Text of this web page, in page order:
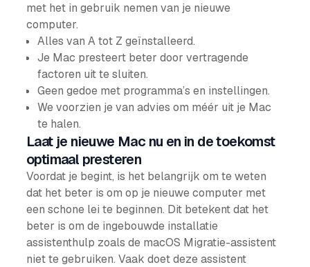
met het in gebruik nemen van je nieuwe
computer.
Alles van A tot Z geïnstalleerd.
Je Mac presteert beter door vertragende
factoren uit te sluiten.
Geen gedoe met programma’s en instellingen.
We voorzien je van advies om méér uit je Mac
te halen.
Laat je nieuwe Mac nu en in de toekomst
optimaal presteren
Voordat je begint, is het belangrijk om te weten
dat het beter is om op je nieuwe computer met
een schone lei te beginnen. Dit betekent dat het
beter is om de ingebouwde installatie
assistenthulp zoals de macOS Migratie-assistent
niet te gebruiken. Vaak doet deze assistent